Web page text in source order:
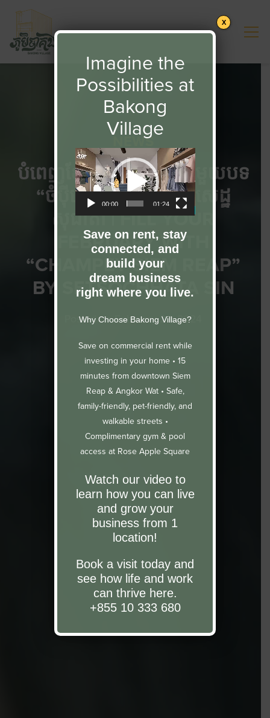
NEWS
បំពេញខែនៃក្តីស្រលាញ់ជាមួយបទ
“ចំប៉ីសៀមរាប” ដោយ សេដ្ឋ
សុជាតា | FILL YOUR
FEBRUARY WITH
“CHAMPEY SIEM REAP”
BY SETSOCHHATA SIN
Posted onFebruary 28, 2024
Imagine the
Possibilities at
Bakong
Village
Video
Player
00:00 01:24
Save on rent, stay
connected, and
build your
dream business
right where you live.
Why Choose Bakong Village?
Save on commercial rent while
investing in your home • 15
minutes from downtown Siem
Reap & Angkor Wat • Safe,
family-friendly, pet-friendly, and
walkable streets •
Complimentary gym & pool
access at Rose Apple Square
Watch our video to
learn how you can live
and grow your
business from 1
location!
Book a visit today and
see how life and work
can thrive here.
+855 10 333 680
X